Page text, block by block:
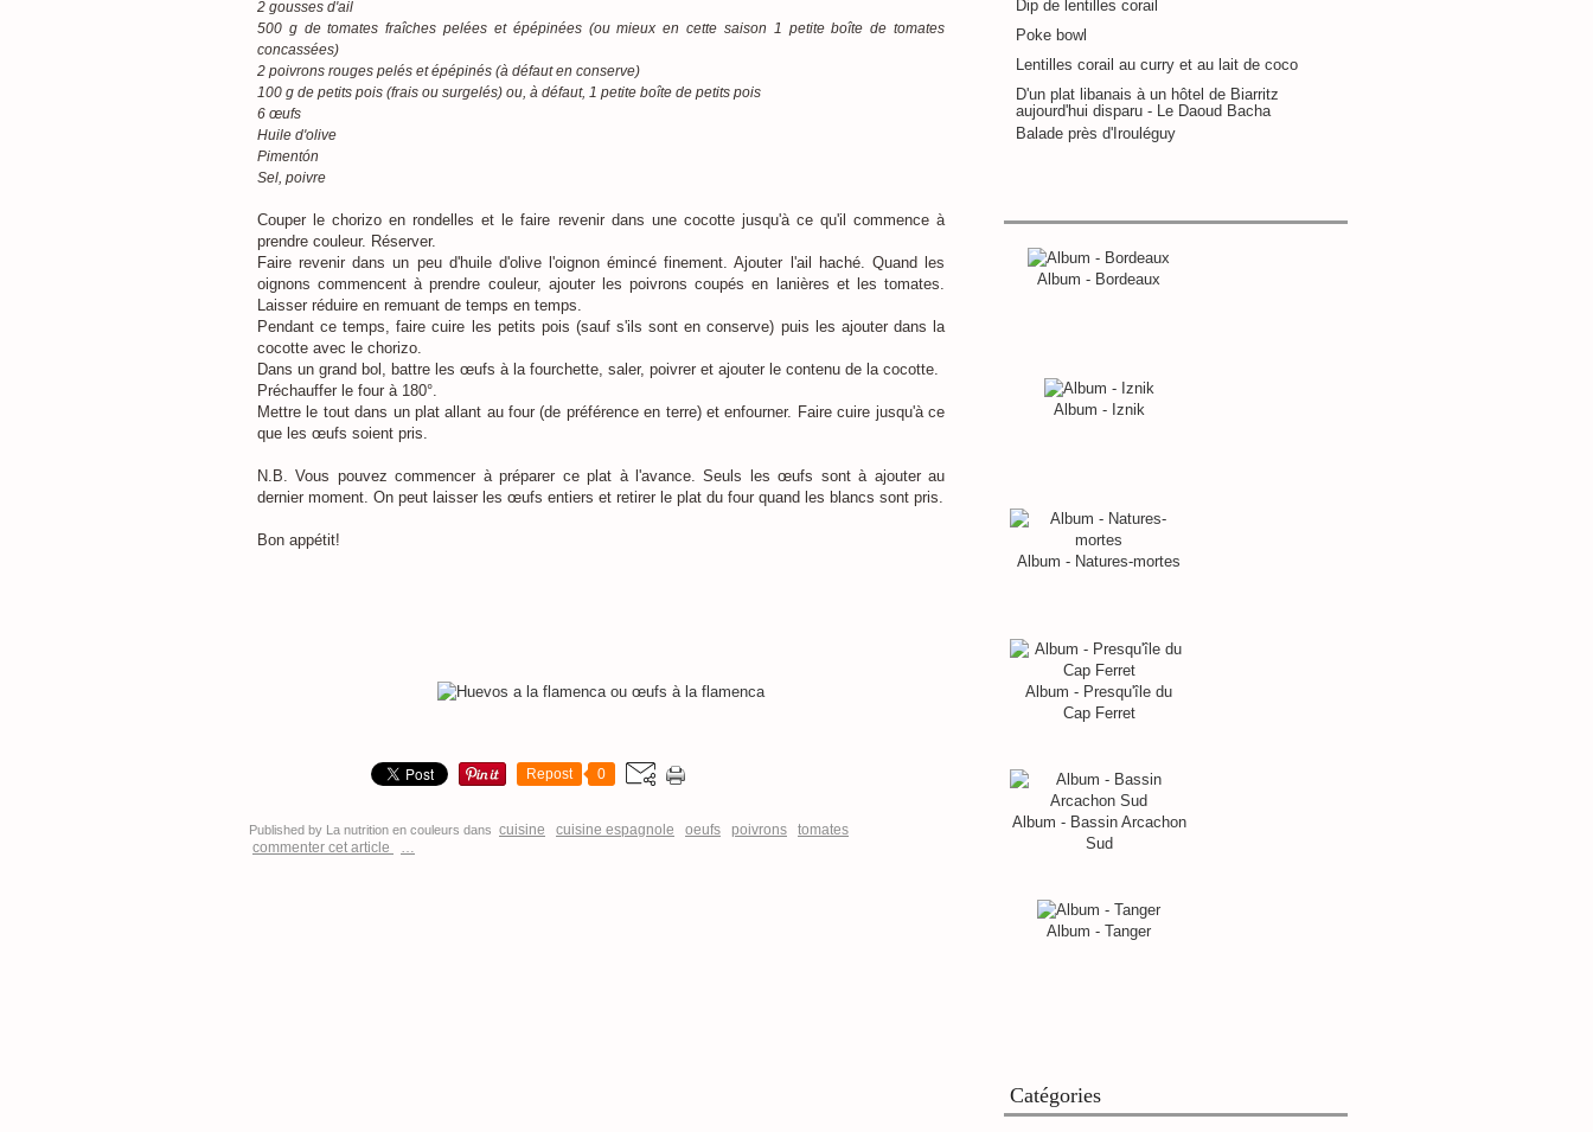
2 gousses d'ail
500 g de tomates fraîches pelées et épépinées (ou mieux en cette saison 1 petite boîte de tomates
concassées)
2 poivrons rouges pelés et épépinés (à défaut en conserve)
100 g de petits pois (frais ou surgelés) ou, à défaut, 1 petite boîte de petits pois
6 œufs
Huile d'olive
Pimentón
Sel, poivre
Couper le chorizo en rondelles et le faire revenir dans une cocotte jusqu'à ce qu'il commence à
prendre couleur. Réserver.
Faire revenir dans un peu d'huile d'olive l'oignon émincé finement. Ajouter l'ail haché. Quand les
oignons commencent à prendre couleur, ajouter les poivrons coupés en lanières et les tomates.
Laisser réduire en remuant de temps en temps.
Pendant ce temps, faire cuire les petits pois (sauf s'ils sont en conserve) puis les ajouter dans la
cocotte avec le chorizo.
Dans un grand bol, battre les œufs à la fourchette, saler, poivrer et ajouter le contenu de la cocotte.
Préchauffer le four à 180°.
Mettre le tout dans un plat allant au four (de préférence en terre) et enfourner. Faire cuire jusqu'à ce
que les œufs soient pris.
N.B. Vous pouvez commencer à préparer ce plat à l'avance. Seuls les œufs sont à ajouter au
dernier moment. On peut laisser les œufs entiers et retirer le plat du four quand les blancs sont pris.
Bon appétit!
Repost 0
Published by La nutrition en couleurs dans cuisine cuisine espagnole oeufs poivrons
tomates
commenter cet article
…
Dip de lentilles corail
Poke bowl
Lentilles corail au curry et au lait de coco
D'un plat libanais à un hôtel de Biarritz
aujourd'hui disparu - Le Daoud Bacha
Balade près d'Irouléguy
Album - Bordeaux
Album - Iznik
Album - Natures-mortes
Album - Presqu'île du
Cap Ferret
Album - Bassin Arcachon
Sud
Album - Tanger
Catégories